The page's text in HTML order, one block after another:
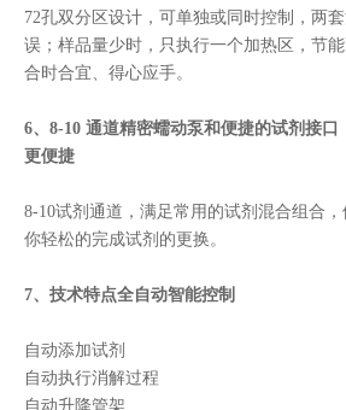
72孔双分区设计，可单独或同时控制，两
误；样品量少时，只执行一个加热区，节
合时合宜、得心应手。
6、8-10 通道精密蠕动泵和便捷的试剂接口
更便捷
8-10试剂通道，满足常用的试剂混合组合
你轻松的完成试剂的更换。
7、技术特点全自动智能控制
自动添加试剂
自动执行消解过程
自动升降管架